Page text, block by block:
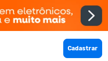
Cadastrar